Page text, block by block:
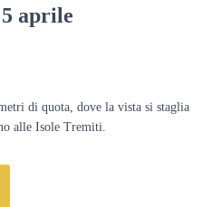
aprile
di quota, dove la vista si staglia
alle Isole Tremiti.